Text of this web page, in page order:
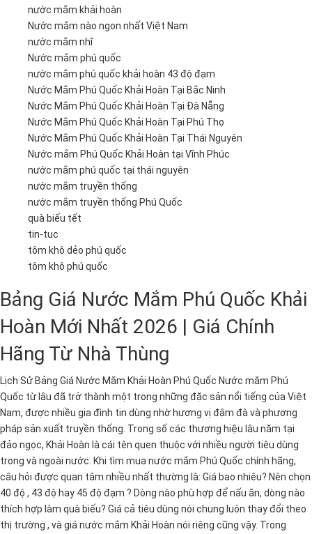
nước mắm khải hoàn
Nước mắm nào ngon nhất Việt Nam
nước mắm nhĩ
Nước mắm phú quốc
nước mắm phú quốc khải hoàn 43 độ đạm
Nước Mắm Phú Quốc Khải Hoàn Tại Bắc Ninh
Nước Mắm Phú Quốc Khải Hoàn Tại Đà Nẵng
Nước Mắm Phú Quốc Khải Hoàn Tại Phú Thọ
Nước Mắm Phú Quốc Khải Hoàn Tại Thái Nguyên
Nước mắm Phú Quốc Khải Hoàn tại Vĩnh Phúc
nước mắm phú quốc tại thái nguyên
nước mắm truyền thống
nước mắm truyền thống Phú Quốc
quà biếu tết
tin-tuc
tôm khô dẻo phú quốc
tôm khô phú quốc
Bảng Giá Nước Mắm Phú Quốc Khải
Hoàn Mới Nhất 2026 | Giá Chính
Hãng Từ Nhà Thùng
Lịch Sử Bảng Giá Nước Mắm Khải Hoàn Phú Quốc Nước mắm Phú
Quốc từ lâu đã trở thành một trong những đặc sản nổi tiếng của Việt
Nam, được nhiều gia đình tin dùng nhờ hương vị đậm đà và phương
pháp sản xuất truyền thống. Trong số các thương hiệu lâu năm tại
đảo ngọc, Khải Hoàn là cái tên quen thuộc với nhiều người tiêu dùng
trong và ngoài nước. Khi tìm mua nước mắm Phú Quốc chính hãng,
câu hỏi được quan tâm nhiều nhất thường là: Giá bao nhiêu? Nên chọn
40 độ , 43 độ hay 45 độ đạm ? Dòng nào phù hợp để nấu ăn, dòng nào
thích hợp làm quà biếu? Giá cả tiêu dùng nói chung luôn thay đổi theo
thị trường , và giá nước mắm Khải Hoàn nói riêng cũng vậy. Trong